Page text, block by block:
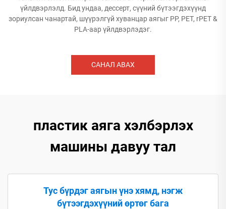
үйлдвэрлэлд. Бид ундаа, дессерт, сүүний бүтээгдэхүүнд
зориулсан чанартай, шүүрэлгүй хуванцар аягыг PP, PET, rPET &
PLA-аар үйлдвэрлэдэг.
САНАЛ АВАХ
пластик аяга хэлбэрлэх
машины давуу тал
Тус бүрдэг аягын үнэ хямд, нэгж
бүтээгдэхүүний өртөг бага